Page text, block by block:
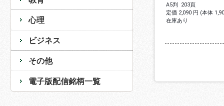
心理
ビジネス
その他
電子版配信銘柄一覧
A5判 203頁
定価 2,090 円 (本体
在庫あり